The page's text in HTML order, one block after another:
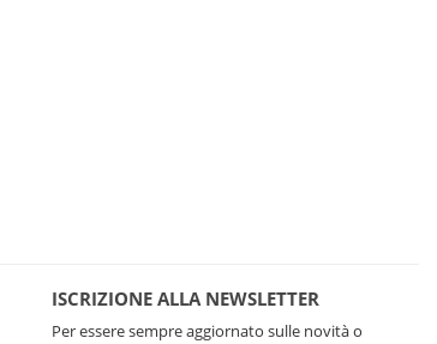
ISCRIZIONE ALLA NEWSLETTER
Per essere sempre aggiornato sulle novità o